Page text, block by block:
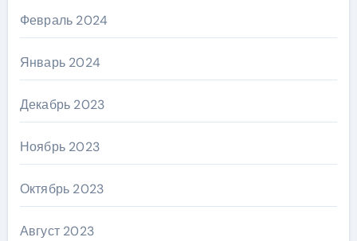
Февраль 2024
Январь 2024
Декабрь 2023
Ноябрь 2023
Октябрь 2023
Август 2023